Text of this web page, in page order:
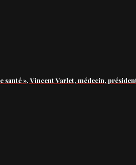
santé », Vincent Varlet, médecin,